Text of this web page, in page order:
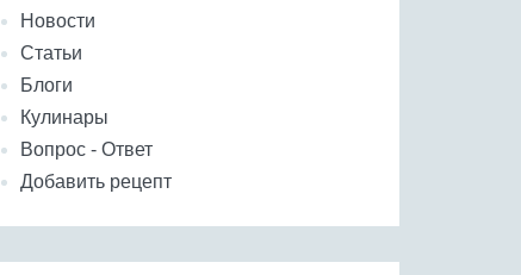
Новости
Статьи
Блоги
Кулинары
Вопрос - Ответ
Добавить рецепт